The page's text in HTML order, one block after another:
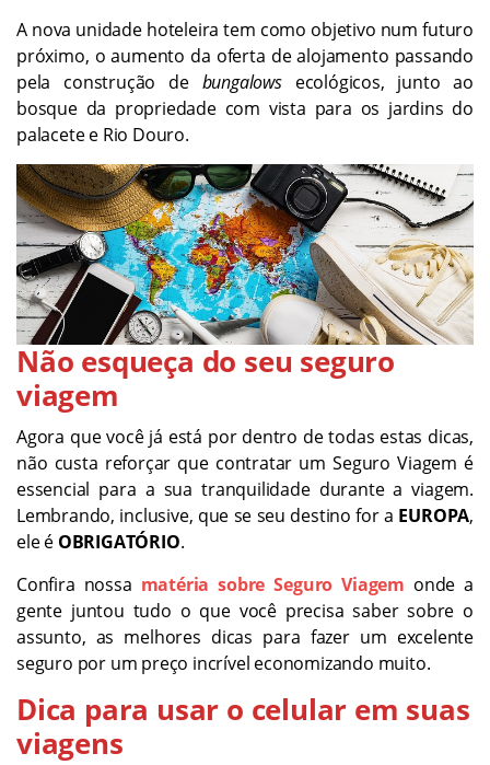
A nova unidade hoteleira tem como objetivo num futuro
próximo, o aumento da oferta de alojamento passando
pela construção de bungalowsecológicos, junto ao
bosque da propriedade com vista para os jardins do
palacete e Rio Douro.
Não esqueça do seu seguro
viagem
Agora que você já está por dentro de todas estas dicas,
não custa reforçar que contratar um Seguro Viagem é
essencial para a sua tranquilidade durante a viagem.
Lembrando, inclusive, que se seu destino for a EUROPA,
ele é OBRIGATÓRIO.
Confira nossa matéria sobre Seguro Viagem onde a
gente juntou tudo o que você precisa saber sobre o
assunto, as melhores dicas para fazer um excelente
seguro por um preço incrível economizando muito.
Dica para usar o celular em suas
viagens